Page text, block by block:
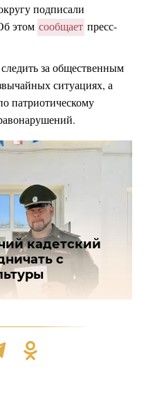
подписали
этом сообщает пресс-
за общественным
ситуациях, а
патриотическому
кадетский
с